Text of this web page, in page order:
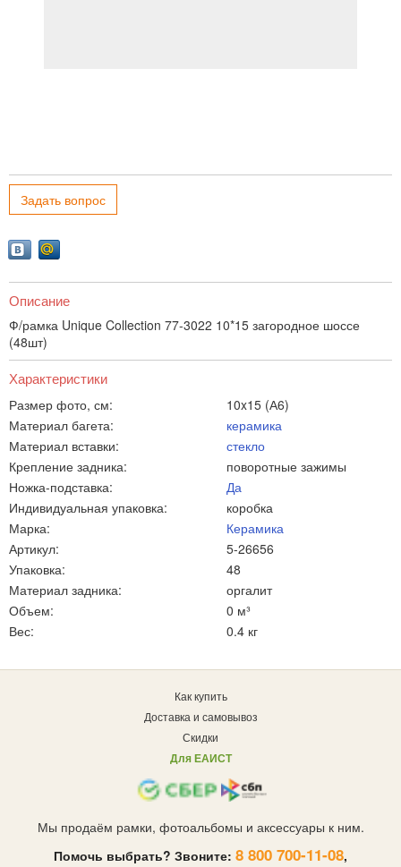
Задать вопрос
Описание
Ф/рамка Unique Collection 77-3022 10*15 загородное шоссе
(48шт)
Характеристики
Размер фото, см:
10x15 (А6)
Материал багета:
керамика
Материал вставки:
стекло
Крепление задника:
поворотные зажимы
Ножка-подставка:
Да
Индивидуальная упаковка:
коробка
Марка:
Керамика
Артикул:
5-26656
Упаковка:
48
Материал задника:
оргалит
Объем:
0 м³
Вес:
0.4 кг
Как купить
Доставка и самовывоз
Скидки
Для ЕАИСТ
Мы продаём рамки, фотоальбомы и аксессуары к ним.
Помочь выбрать? Звоните: 8 800 700-11-08,